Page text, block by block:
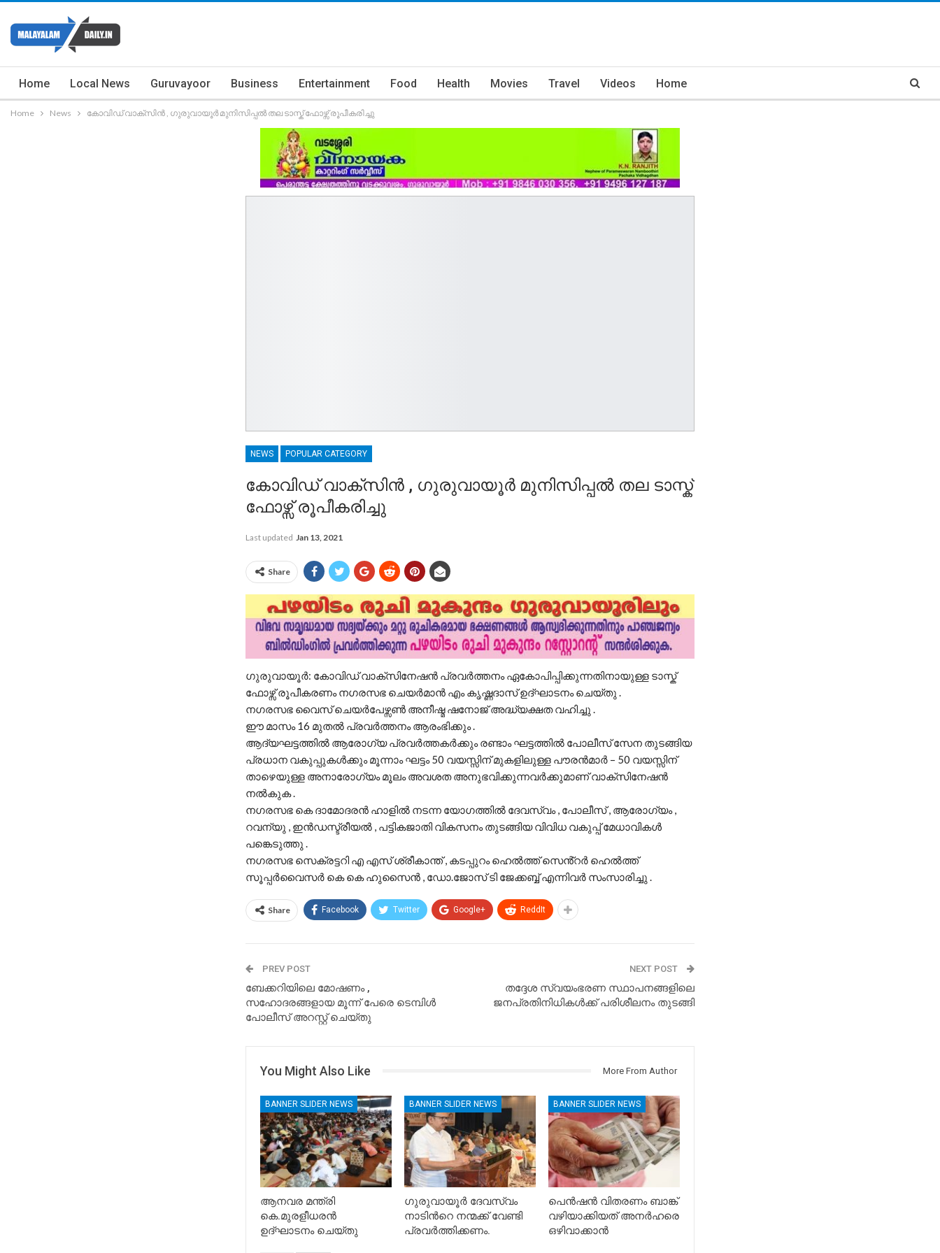
Home Local News Guruvayoor Business Entertainment Food Health Movies Travel Videos Home
Home News കോവിഡ് വാക്സിൻ , ഗുരുവായൂർ മുനിസിപ്പൽ തല ടാസ്ക് ഫോഴ്സ് രൂപീകരിച്ചു
NEWS POPULAR CATEGORY
കോവിഡ് വാക്സിൻ , ഗുരുവായൂർ മുനിസിപ്പൽ തല ടാസ്ക്
ഫോഴ്സ് രൂപീകരിച്ചു
Last updated Jan 13, 2021
Share
ഗുരുവായൂർ: കോവിഡ് വാക്സിനേഷൻ പ്രവർത്തനം ഏകോപിപ്പിക്കുന്നതിനായുള്ള ടാസ്ക്
ഫോഴ്സ് രൂപീകരണം നഗരസഭ ചെയർമാൻ എം കൃഷ്ണദാസ് ഉദ്ഘാടനം ചെയ്തു .
നഗരസഭ വൈസ് ചെയർപേഴ്സൺ അനീഷ്മ ഷനോജ് അദ്ധ്യക്ഷത വഹിച്ചു .
ഈ മാസം 16 മുതൽ പ്രവർത്തനം ആരംഭിക്കും .
ആദ്യഘട്ടത്തിൽ ആരോഗ്യ പ്രവർത്തകർക്കും രണ്ടാം ഘട്ടത്തിൽ പോലീസ് സേന തുടങ്ങിയ
പ്രധാന വകുപ്പുകൾക്കും മൂന്നാം ഘട്ടം 50 വയസ്സിന് മുകളിലുള്ള പൗരൻമാർ – 50 വയസ്സിന്
താഴെയുള്ള അനാരോഗ്യം മൂലം അവശത അനുഭവിക്കുന്നവർക്കുമാണ് വാക്സിനേഷൻ
നൽകുക .
നഗരസഭ കെ ദാമോദരൻ ഹാളിൽ നടന്ന യോഗത്തിൽ ദേവസ്വം , പോലീസ് , ആരോഗ്യം ,
റവന്യു , ഇൻഡസ്ട്രീയൽ , പട്ടികജാതി വികസനം തുടങ്ങിയ വിവിധ വകുപ്പ് മേധാവികൾ
പങ്കെടുത്തു .
നഗരസഭ സെക്രട്ടറി എ എസ് ശ്രീകാന്ത് , കടപ്പുറം ഹെൽത്ത് സെൻ്റർ ഹെൽത്ത്
സൂപ്പർവൈസർ കെ കെ ഹുസൈൻ , ഡോ.ജോസ് ടി ജേക്കബ്ബ് എന്നിവർ സംസാരിച്ചു .
Share Facebook Twitter Google+ ReddIt
PREV POST
ബേക്കറിയിലെ മോഷണം ,
സഹോദരങ്ങളായ മൂന്ന് പേരെ ടെമ്പിൾ
പോലീസ് അറസ്റ്റ് ചെയ്തു
NEXT POST
തദ്ദേശ സ്വയംഭരണ സ്ഥാപനങ്ങളിലെ
ജനപ്രതിനിധികൾക്ക് പരിശീലനം തുടങ്ങി
You Might Also Like More From Author
BANNER SLIDER NEWS
ആനവര മന്ത്രി
കെ.മുരളീധരന്‍
ഉദ്ഘാടനം ചെയ്തു
BANNER SLIDER NEWS
ഗുരുവായൂർ ദേവസ്വം
നാടിൻറെ നന്മക്ക് വേണ്ടി
പ്രവർത്തിക്കണം.
BANNER SLIDER NEWS
പെൻഷൻ വിതരണം ബാങ്ക്
വഴിയാക്കിയത് അനർഹരെ
ഒഴിവാക്കാൻ